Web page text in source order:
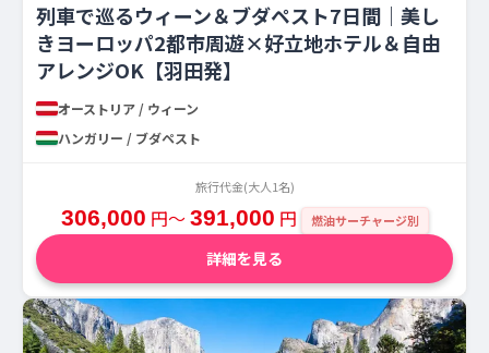
列車で巡るウィーン＆ブダペスト7日間｜美し
きヨーロッパ2都市周遊×好立地ホテル＆自由
アレンジOK【羽田発】
オーストリア / ウィーン
ハンガリー / ブダペスト
旅行代金(大人1名)
306,000 円〜391,000 円 燃油サーチャージ別
詳細を見る